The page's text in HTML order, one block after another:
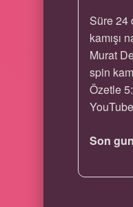
Süre 24
kamışı
Murat
spin
Özetle
Son